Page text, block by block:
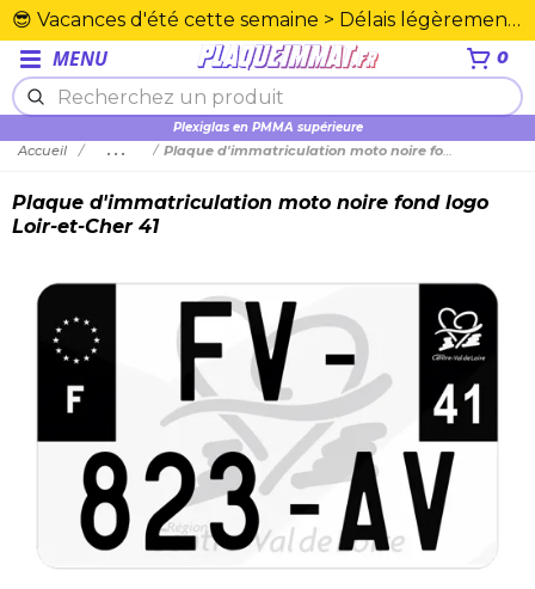
😎 Vacances d'été cette semaine > Délais légèrement rallongés. Merci☀️
MENU 0
Plexiglas en PMMA supérieure
Accueil ... Plaque d'immatriculation moto noire fond logo Loir-et-Cher 41
Plaque d'immatriculation moto noire fond logo
Loir-et-Cher 41